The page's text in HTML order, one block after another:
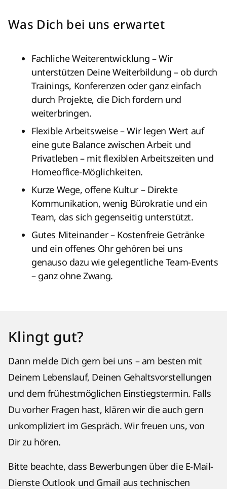
Was Dich bei uns erwartet
Fachliche Weiterentwicklung – Wir
unterstützen Deine Weiterbildung – ob durch
Trainings, Konferenzen oder ganz einfach
durch Projekte, die Dich fordern und
weiterbringen.
Flexible Arbeitsweise – Wir legen Wert auf
eine gute Balance zwischen Arbeit und
Privatleben – mit flexiblen Arbeitszeiten und
Homeoffice-Möglichkeiten.
Kurze Wege, offene Kultur – Direkte
Kommunikation, wenig Bürokratie und ein
Team, das sich gegenseitig unterstützt.
Gutes Miteinander – Kostenfreie Getränke
und ein offenes Ohr gehören bei uns
genauso dazu wie gelegentliche Team-Events
– ganz ohne Zwang.
Klingt gut?
Dann melde Dich gern bei uns – am besten mit
Deinem Lebenslauf, Deinen Gehaltsvorstellungen
und dem frühestmöglichen Einstiegstermin. Falls
Du vorher Fragen hast, klären wir die auch gern
unkompliziert im Gespräch. Wir freuen uns, von
Dir zu hören.
Bitte beachte, dass Bewerbungen über die E-Mail-
Dienste Outlook und Gmail aus technischen